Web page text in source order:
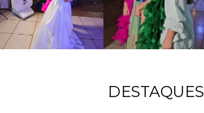
DESTAQUES